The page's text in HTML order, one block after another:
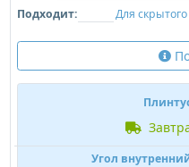
Подходит:
Для
Угол